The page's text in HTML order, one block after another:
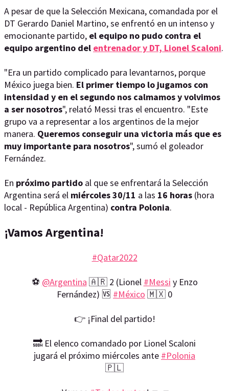
A pesar de que la Selección Mexicana, comandada por el
DT Gerardo Daniel Martino, se enfrentó en un intenso y
emocionante partido, el equipo no pudo contra el
equipo argentino del entrenador y DT, Lionel Scaloni.
"Era un partido complicado para levantarnos, porque
México juega bien. El primer tiempo lo jugamos con
intensidad y en el segundo nos calmamos y volvimos
a ser nosotros", relató Messi tras el encuentro. "Este
grupo va a representar a los argentinos de la mejor
manera. Queremos conseguir una victoria más que es
muy importante para nosotros", sumó el goleador
Fernández.
En próximo partido al que se enfrentará la Selección
Argentina será el miércoles 30/11 a las 16 horas (hora
local - República Argentina) contra Polonia.
¡Vamos Argentina!
#Qatar2022
⚽ @Argentina 🇦🇷 2 (Lionel #Messi y Enzo
Fernández) 🆚 #México 🇲🇽 0
👉 ¡Final del partido!
🔜 El elenco comandado por Lionel Scaloni
jugará el próximo miércoles ante #Polonia
🇵🇱